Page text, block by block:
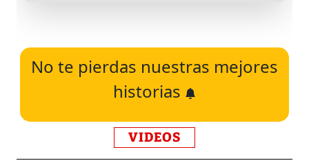
No te pierdas nuestras mejores
historias
VIDEOS